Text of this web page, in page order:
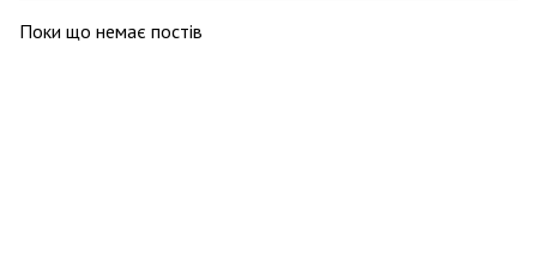
Поки що немає постів